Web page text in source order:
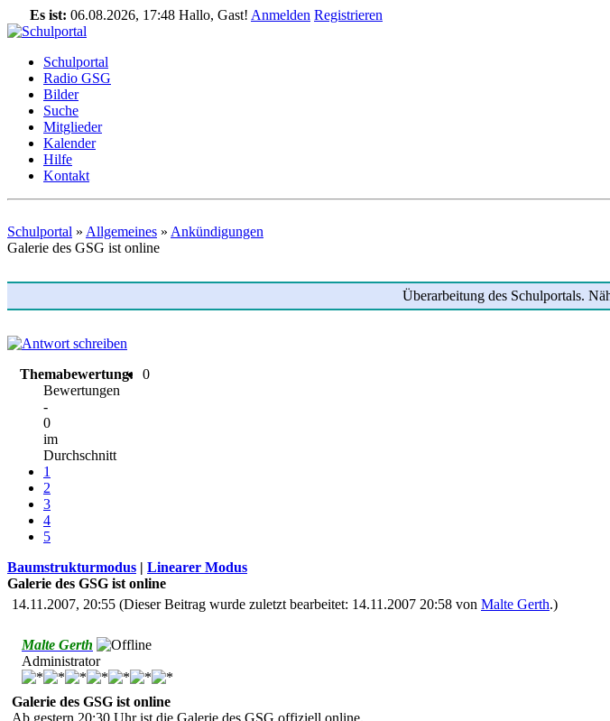
Es ist: 06.08.2026, 17:48 Hallo, Gast! Anmelden Registrieren
Schulportal
Radio GSG
Bilder
Suche
Mitglieder
Kalender
Hilfe
Kontakt
Schulportal » Allgemeines » Ankündigungen
Galerie des GSG ist online
Überarbeitung des Schulportals.
Themabewertung:
0
Bewertungen
-
0
im
Durchschnitt
1
2
3
4
5
Baumstrukturmodus | Linearer Modus
Galerie des GSG ist online
14.11.2007, 20:55 (Dieser Beitrag wurde zuletzt bearbeitet: 14.11.2007 20:58 von Malte Gerth.)
Malte Gerth
Administrator
Galerie des GSG ist online
Ab gestern 20:30 Uhr ist die Galerie des GSG offiziell online.